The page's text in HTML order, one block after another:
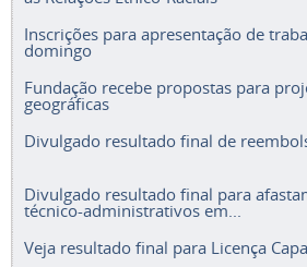
Inscrições para apresentação de
domingo
Fundação recebe propostas para
geográficas
Divulgado resultado final de
Divulgado resultado final para
técnico-administrativos em...
Veja resultado final para Licença